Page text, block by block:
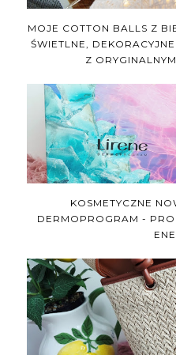
MOJE COTTON BALLS Z
ŚWIETLNE,
Z
KOSMETYCZNE
DERMOPROGRAM -